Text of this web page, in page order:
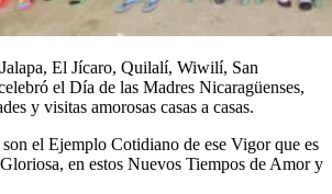
El Jícaro, Quilalí, Wiwilí, San
el Día de las Madres Nicaragüenses,
y visitas amorosas casas a casas.
el Ejemplo Cotidiano de ese Vigor que es
en estos Nuevos Tiempos de Amor y